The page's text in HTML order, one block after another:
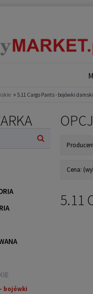
» 5.11 Cargo Pants - bojówki
bojówki
Cena:
5.11